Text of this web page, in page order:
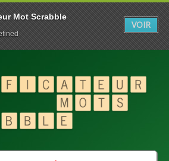
Mot Scrabble
VOIR